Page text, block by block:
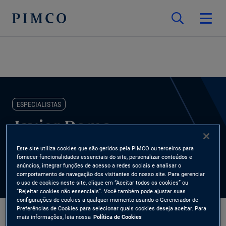
ESPECIALISTAS
Javier Romo
Portfolio Manager, Emerging Markets
Este site utiliza cookies que são geridos pela PIMCO ou terceiros para
fornecer funcionalidades essenciais do site, personalizar conteúdos e
anúncios, integrar funções de acesso a redes sociais e analisar o
comportamento de navegação dos visitantes do nosso site. Para gerenciar
o uso de cookies neste site, clique em “Aceitar todos os cookies” ou
“Rejeitar cookies não essenciais”. Você também pode ajustar suas
configurações de cookies a qualquer momento usando o Gerenciador de
Preferências de Cookies para selecionar quais cookies deseja aceitar. Para
mais informações, leia nossa Política de Cookies